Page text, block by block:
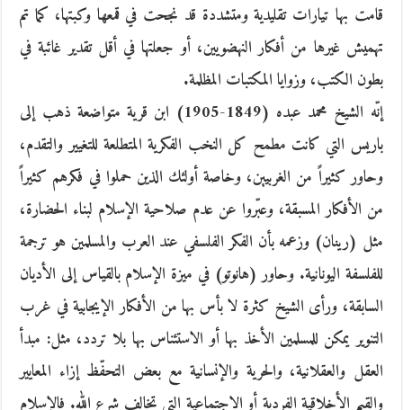
قامت بها تيارات تقليدية ومتشددة قد نجحت في قمعها وكبتها، كما تم
تهميش غيرها من أفكار النهضويين، أو جعلتها في أقل تقدير غائبة في
بطون الكتب، وزوايا المكتبات المظلمة.
إنّه الشيخ محمد عبده (1849-1905) ابن قرية متواضعة ذهب إلى
باريس التي كانت مطمح كل النخب الفكرية المتطلعة للتغيير والتقدم،
وحاور كثيراً من الغربيين، وخاصة أولئك الذين حملوا في فكرهم كثيراً
من الأفكار المسبقة، وعبّروا عن عدم صلاحية الإسلام لبناء الحضارة،
مثل (رينان) وزعمه بأن الفكر الفلسفي عند العرب والمسلمين هو ترجمة
للفلسفة اليونانية. وحاور (هانوتو) في ميزة الإسلام بالقياس إلى الأديان
السابقة، ورأى الشيخ كثرة لا بأس بها من الأفكار الإيجابية في غرب
التنوير يمكن للمسلمين الأخذ بها أو الاستئناس بها بلا تردد، مثل: مبدأ
العقل والعقلانية، والحرية والإنسانية مع بعض التحفّظ إزاء المعايير
والقيم الأخلاقية الفردية أو الاجتماعية التي تخالف شرع الله. فالإسلام